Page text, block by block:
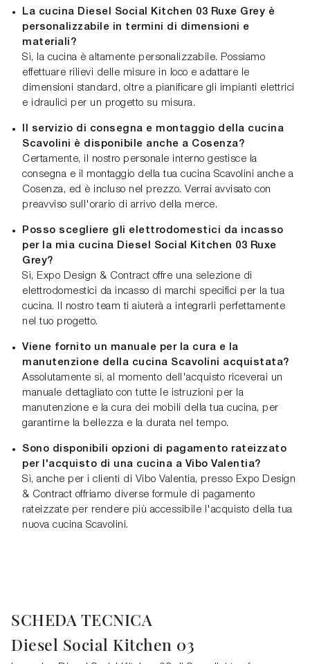
La cucina Diesel Social Kitchen 03 Ruxe Grey è
personalizzabile in termini di dimensioni e
materiali?
Sì, la cucina è altamente personalizzabile. Possiamo
effettuare rilievi delle misure in loco e adattare le
dimensioni standard, oltre a pianificare gli impianti elettrici
e idraulici per un progetto su misura.
Il servizio di consegna e montaggio della cucina
Scavolini è disponibile anche a Cosenza?
Certamente, il nostro personale interno gestisce la
consegna e il montaggio della tua cucina Scavolini anche a
Cosenza, ed è incluso nel prezzo. Verrai avvisato con
preavviso sull'orario di arrivo della merce.
Posso scegliere gli elettrodomestici da incasso
per la mia cucina Diesel Social Kitchen 03 Ruxe
Grey?
Sì, Expo Design & Contract offre una selezione di
elettrodomestici da incasso di marchi specifici per la tua
cucina. Il nostro team ti aiuterà a integrarli perfettamente
nel tuo progetto.
Viene fornito un manuale per la cura e la
manutenzione della cucina Scavolini acquistata?
Assolutamente sì, al momento dell'acquisto riceverai un
manuale dettagliato con tutte le istruzioni per la
manutenzione e la cura dei mobili della tua cucina, per
garantirne la bellezza e la durata nel tempo.
Sono disponibili opzioni di pagamento rateizzato
per l'acquisto di una cucina a Vibo Valentia?
Sì, anche per i clienti di Vibo Valentia, presso Expo Design
& Contract offriamo diverse formule di pagamento
rateizzate per rendere più accessibile l'acquisto della tua
nuova cucina Scavolini.
SCHEDA TECNICA
Diesel Social Kitchen 03